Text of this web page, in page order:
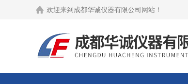
欢迎来到 成都华诚仪器有限公司网站 ！